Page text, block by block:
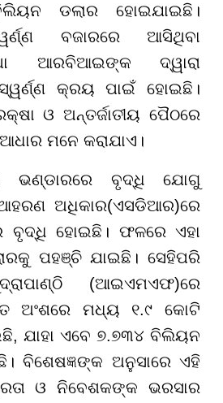
ଡଲାର ହୋଇଯାଇଛି।
ବଜାରରେ ଆସିଥିବା
ଆରବିଆଇଙ୍କ ଦ୍ୱାରା
କ୍ରୟ ପାଇଁ ହୋଇଛି।
ଓ ଅନ୍ତର୍ଜାତୀୟ ପୈଠରେ
ମନେ କରାଯାଏ।
ଭଣ୍ଡାରରେ ବୃଦ୍ଧି ଯୋଗୁ
ଅଧିକାର(ଏସଡିଆର)ରେ
ବୃଦ୍ଧି ହୋଇଛି। ଫଳରେ ଏହା
ପହଞ୍ଚି ଯାଇଛି। ସେହିପରି
(ଆଇଏମଏଫ)ରେ
ଅଂଶରେ ମଧ୍ୟ ୧.୯ କୋଟି
ଯାହା ଏବେ ୭.୭୩୪ ବିଲିୟନ
ବିଶେଷଜ୍ଞଙ୍କ ଅନୁସାରେ ଏହି
ଓ ନିବେଶକଙ୍କ ଭରସାର